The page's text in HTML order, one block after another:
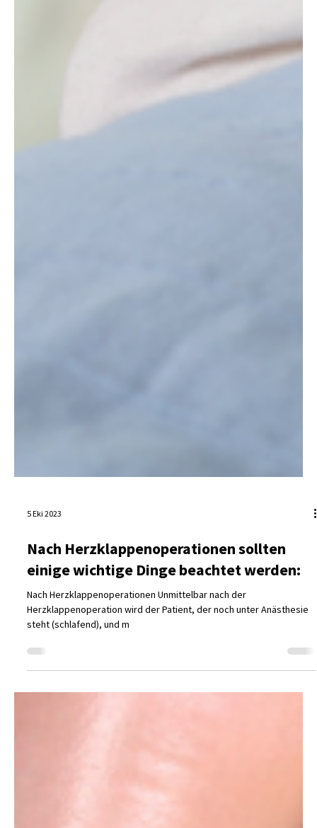
5 Eki 2023
Nach Herzklappenoperationen sollten
einige wichtige Dinge beachtet werden:
Nach Herzklappenoperationen Unmittelbar nach der
Herzklappenoperation wird der Patient, der noch unter Anästhesie